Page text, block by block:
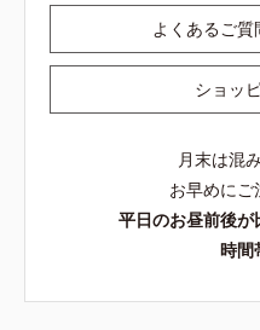
よくあるご
ショッ
月末は混
お早めにご
平日のお昼前後
時間